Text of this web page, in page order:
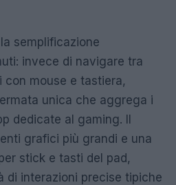
semplificazione
invece di navigare tra
mouse e tastiera,
unica che aggrega i
dedicate al gaming. Il
grafici più grandi e una
stick e tasti del pad,
di interazioni precise tipiche